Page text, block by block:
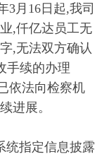
3月16日起,我司
,仟亿达员工无
,无法双方确认
手续的办理
依法向检察机
进展。
统指定信息披露